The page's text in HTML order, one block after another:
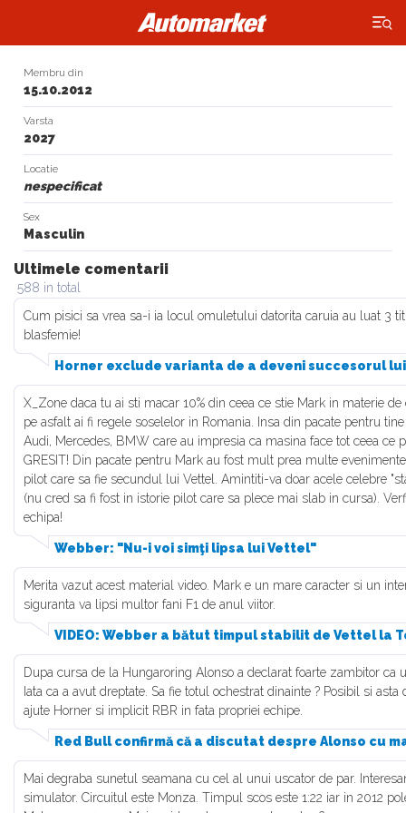
×
Membru din
15.10.2012
Varsta
2027
Locatie
nespecificat
Sex
Masculin
Ultimele comentarii
588 in total
Cum pisici sa vrea sa-i ia locul omuletului datorita caruia au luat 3
blasfemie!
Horner exclude varianta de a deveni succesorul
X_Zone daca tu ai sti macar 10% din ceea ce stie Mark in materie
pe asfalt ai fi regele soselelor in Romania. Insa din pacate pentru
Audi, Mercedes, BMW care au impresia ca masina face tot ceea ce
GRESIT! Din pacate pentru Mark au fost mult prea multe
pilot care sa fie secundul lui Vettel. Amintiti-va doar acele celebre
(nu cred sa fi fost in istorie pilot care sa plece mai slab in cursa).
echipa!
Webber: "Nu-i voi simţi lipsa lui Vettel"
Merita vazut acest material video. Mark e un mare caracter si un
siguranta va lipsi multor fani F1 de anul viitor.
VIDEO: Webber a bătut timpul stabilit de Vettel la
Dupa cursa de la Hungaroring Alonso a declarat foarte zambitor ca
Iata ca a avut dreptate. Sa fie totul ochestrat dinainte ? Posibil si
ajute Horner si implicit RBR in fata propriei echipe.
Red Bull confirmă că a discutat despre Alonso cu
Mai degraba sunetul seamana cu cel al unui uscator de par.
simulator. Circuitul este Monza. Timpul scos este 1:22 iar in 2012